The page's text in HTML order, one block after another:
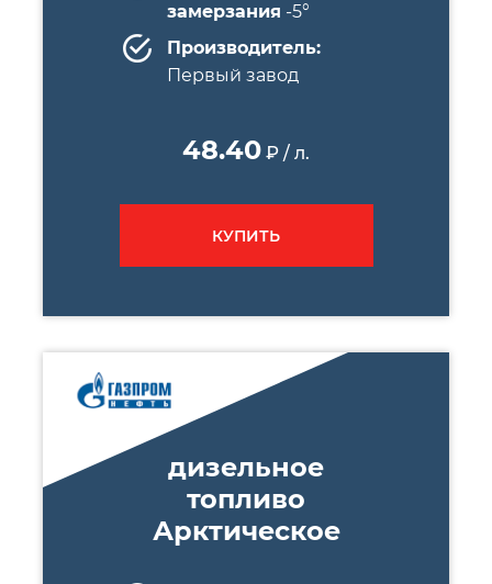
замерзания -5°
Производитель:
Первый завод
48.40 ₽ / л.
КУПИТЬ
дизельное
топливо
Арктическое